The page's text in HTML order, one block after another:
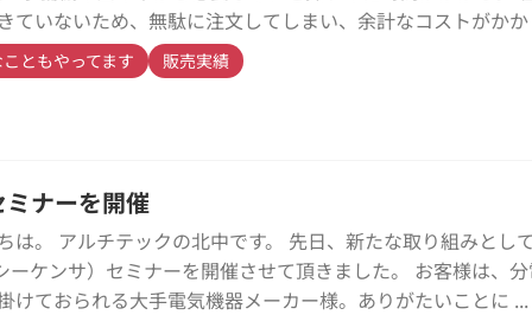
ていないため、無駄に注文してしまい、余計なコストがかか
ともやってます 販売実績
ミナーを開催
は。 アルチテックの北中です。 先日、新たな取り組みとして
ーケンサ）セミナーを開催させて頂きました。 お客様は、
けておられる大手電気機器メーカー様。ありがたいことに ...